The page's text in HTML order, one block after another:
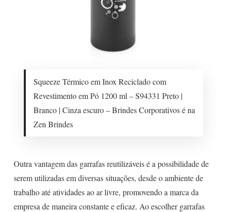
Squeeze Térmico em Inox Reciclado com
Revestimento em Pó 1200 ml – S94331 Preto |
Branco | Cinza escuro – Brindes Corporativos é na
Zen Brindes
Outra vantagem das garrafas reutilizáveis é a possibilidade de
serem utilizadas em diversas situações, desde o ambiente de
trabalho até atividades ao ar livre, promovendo a marca da
empresa de maneira constante e eficaz. Ao escolher garrafas